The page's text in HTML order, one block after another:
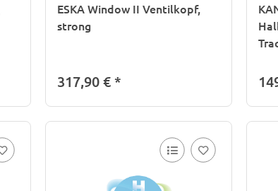
ESKA Window II Ventilkopf,
strong
317,90 €*